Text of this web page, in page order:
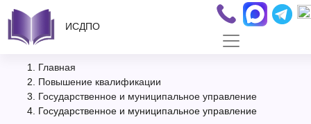
ИСДПО
Главная
Повышение квалификации
Государственное и муниципальное управление
Государственное и муниципальное управление